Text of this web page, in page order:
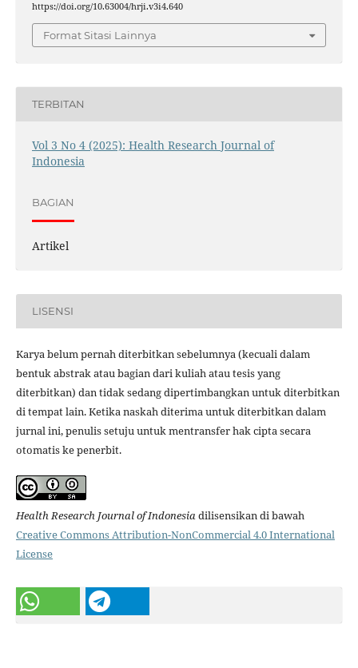
https://doi.org/10.63004/hrji.v3i4.640
Format Sitasi Lainnya
TERBITAN
Vol 3 No 4 (2025): Health Research Journal of
Indonesia
BAGIAN
Artikel
LISENSI
Karya belum pernah diterbitkan sebelumnya (kecuali dalam
bentuk abstrak atau bagian dari kuliah atau tesis yang
diterbitkan) dan tidak sedang dipertimbangkan untuk diterbitkan
di tempat lain. Ketika naskah diterima untuk diterbitkan dalam
jurnal ini, penulis setuju untuk mentransfer hak cipta secara
otomatis ke penerbit.
Health Research Journal of Indonesiadilisensikan di bawah
Creative Commons Attribution-NonCommercial 4.0 International
License